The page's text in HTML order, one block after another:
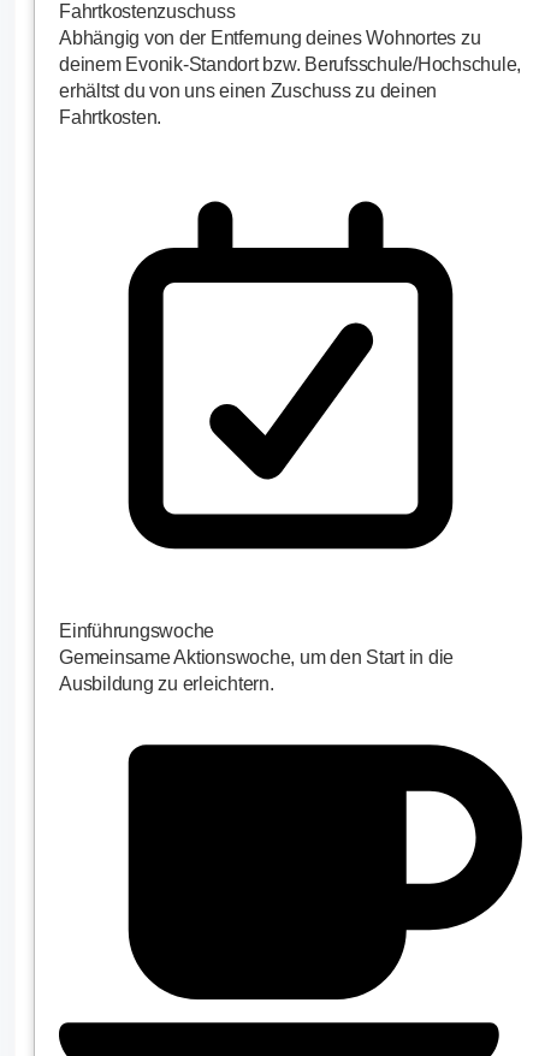
Fahrtkostenzuschuss
Abhängig von der Entfernung deines Wohnortes zu
deinem Evonik-Standort bzw. Berufsschule/Hochschule,
erhältst du von uns einen Zuschuss zu deinen
Fahrtkosten.
Einführungswoche
Gemeinsame Aktionswoche, um den Start in die
Ausbildung zu erleichtern.